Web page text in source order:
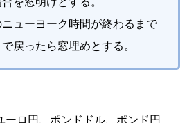
ューヨーク時間が終わるまで
戻ったら窓埋めとする。
ーロ円、ポンドドル、ポンド円